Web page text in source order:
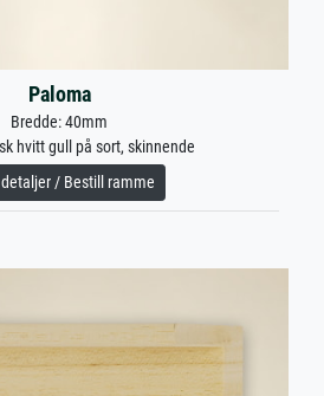
Paloma
Bredde: 40mm
hvitt gull på sort, skinnende
/ Bestill ramme